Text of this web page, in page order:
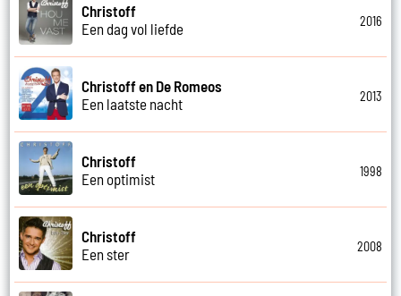
Christoff
Een dag vol liefde
2016
Christoff en De Romeos
Een laatste nacht
2013
Christoff
Een optimist
1998
Christoff
Een ster
2008